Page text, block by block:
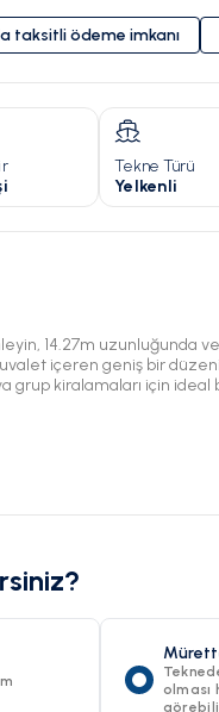
taksitli ödeme imkanı
Tekne Türü
Yelkenli
14.27m uzunluğunda
içeren geniş bir
grup kiralamaları için
yola çıkın ve açık
olması